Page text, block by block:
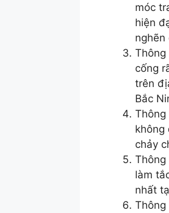
móc
hiện
nghẽn
cống
trên
Bắc
Thông
không
chảy
làm
nhất